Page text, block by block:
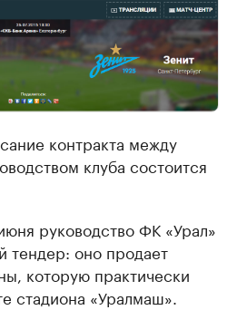
контракта между
клуба состоится
руководство ФК «Урал»
тендер: оно продает
которую практически
стадиона «Уралмаш».